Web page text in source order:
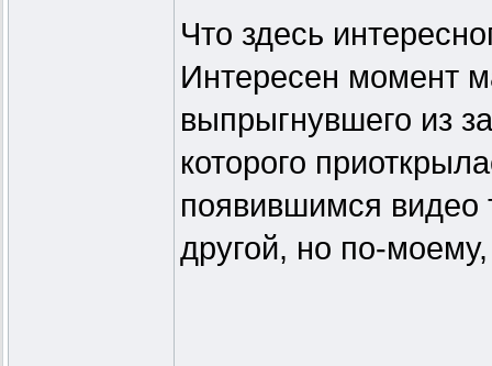
Что здесь
Интересен момент
выпрыгнувшего из
которого
появившимся видео
другой, но по-